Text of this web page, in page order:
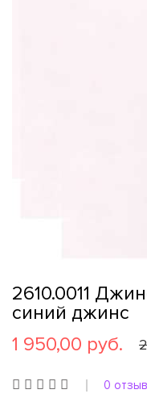
2610.0011
синий джинс
1 950,00 руб.
0